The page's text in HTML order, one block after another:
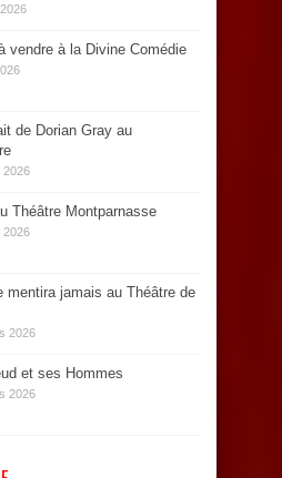
vendre à la Divine Comédie
de Dorian Gray au
2026
Théâtre Montparnasse
2026
mentira jamais au Théâtre de
2026
et ses Hommes
2026